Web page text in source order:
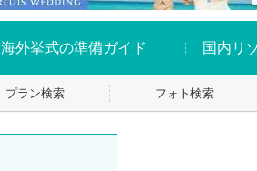
海外挙式の準備ガイド 国内リ
プラン検索 フォト検索